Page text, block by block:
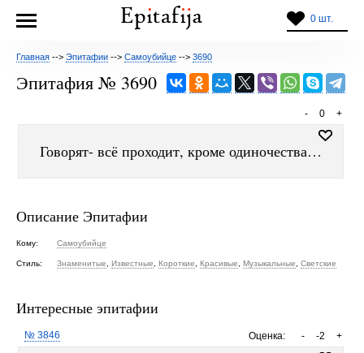
0 шт.
Главная --> Эпитафии --> Самоубийце --> 3690
Эпитафия № 3690
+
0
-
Говорят- всё проходит, кроме одиночества…
Описание Эпитафии
Кому: Самоубийце
Стиль: Знаменитые Известные Короткие Красивые Музыкальные Светские
Интересные эпитафии
Оценка: +
-2
-
№ 3846